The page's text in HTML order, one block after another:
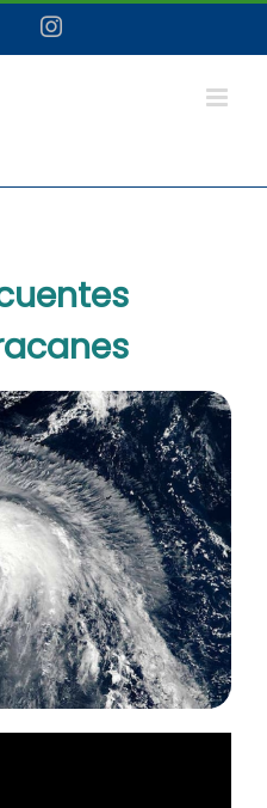
FacebookInstagram